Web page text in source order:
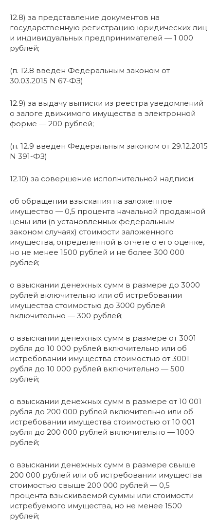
12.8) за представление документов на
государственную регистрацию юридических лиц
и индивидуальных предпринимателей — 1 000
рублей;
(п. 12.8 введен Федеральным законом от
30.03.2015 N 67-ФЗ)
12.9) за выдачу выписки из реестра уведомлений
о залоге движимого имущества в электронной
форме — 200 рублей;
(п. 12.9 введен Федеральным законом от 29.12.2015
N 391-ФЗ)
12.10) за совершение исполнительной надписи:
об обращении взыскания на заложенное
имущество — 0,5 процента начальной продажной
цены или (в установленных федеральным
законом случаях) стоимости заложенного
имущества, определенной в отчете о его оценке,
но не менее 1500 рублей и не более 300 000
рублей;
о взыскании денежных сумм в размере до 3000
рублей включительно или об истребовании
имущества стоимостью до 3000 рублей
включительно — 300 рублей;
о взыскании денежных сумм в размере от 3001
рубля до 10 000 рублей включительно или об
истребовании имущества стоимостью от 3001
рубля до 10 000 рублей включительно — 500
рублей;
о взыскании денежных сумм в размере от 10 001
рубля до 200 000 рублей включительно или об
истребовании имущества стоимостью от 10 001
рубля до 200 000 рублей включительно — 1000
рублей;
о взыскании денежных сумм в размере свыше
200 000 рублей или об истребовании имущества
стоимостью свыше 200 000 рублей — 0,5
процента взыскиваемой суммы или стоимости
истребуемого имущества, но не менее 1500
рублей;